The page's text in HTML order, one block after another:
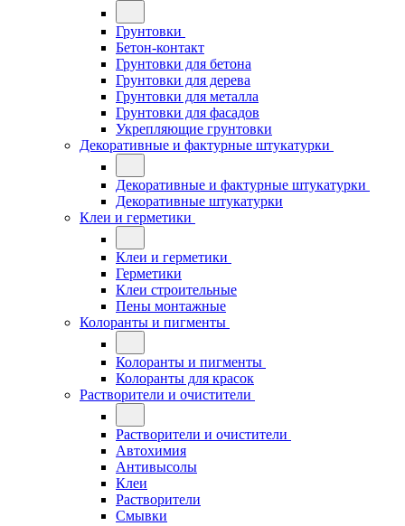
Грунтовки
Бетон-контакт
Грунтовки для бетона
Грунтовки для дерева
Грунтовки для металла
Грунтовки для фасадов
Укрепляющие грунтовки
Декоративные и фактурные штукатурки
Декоративные и фактурные штукатурки
Декоративные штукатурки
Клеи и герметики
Клеи и герметики
Герметики
Клеи строительные
Пены монтажные
Колоранты и пигменты
Колоранты и пигменты
Колоранты для красок
Растворители и очистители
Растворители и очистители
Автохимия
Антивысолы
Клеи
Растворители
Смывки